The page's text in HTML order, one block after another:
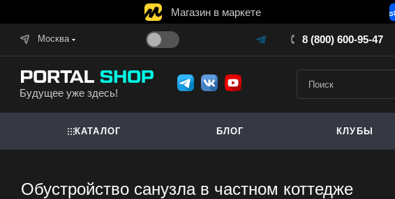
Магазин в маркете
Москва 8 (800) 600-95-47
Будущее уже здесь!
КАТАЛОГ БЛОГ КЛУБЫ
Обустройство санузла в частном коттедже